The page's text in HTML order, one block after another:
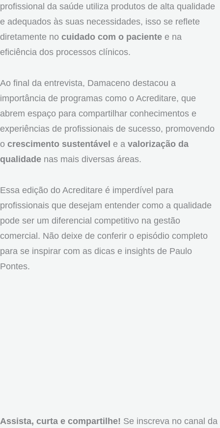
profissional da saúde utiliza produtos de alta qualidade
e adequados às suas necessidades, isso se reflete
diretamente no cuidado com o paciente e na
eficiência dos processos clínicos.
Ao final da entrevista, Damaceno destacou a
importância de programas como o Acreditare, que
abrem espaço para compartilhar conhecimentos e
experiências de profissionais de sucesso, promovendo
o crescimento sustentável e a valorização da
qualidade nas mais diversas áreas.
Essa edição do Acreditare é imperdível para
profissionais que desejam entender como a qualidade
pode ser um diferencial competitivo na gestão
comercial. Não deixe de conferir o episódio completo
para se inspirar com as dicas e insights de Paulo
Pontes.
Assista, curta e compartilhe! Se inscreva no canal da